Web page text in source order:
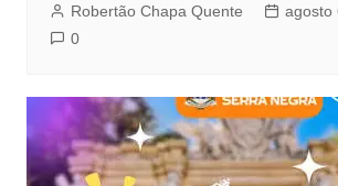
Robertão Chapa Quente
agosto
0